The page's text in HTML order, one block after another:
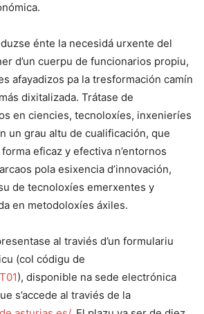
énte la necesidá urxente del
d’un cuerpu de funcionarios propiu,
afayadizos pa la tresformación camín
dixitalizada. Trátase de
en ciencies, tecnoloxíes, inxenieríes
un grau altu de cualificación, que
eficaz y efectiva n’entornos
pola esixencia d’innovación,
de tecnoloxíes emerxentes y
en metodoloxíes áxiles.
al traviés d’un formulariu
(col códigu de
), disponible na sede electrónica
s’accede al traviés de la